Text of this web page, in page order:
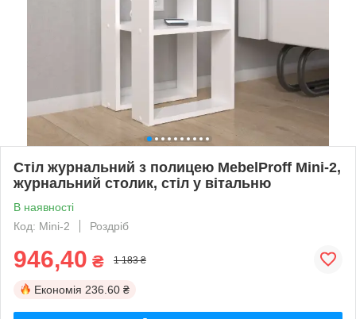
Стіл журнальний з полицею MebelProff Mini-2,
журнальний столик, стіл у вітальню
В наявності
Код: Mini-2
Роздріб
946,40 ₴ 1 183 ₴
Економія 236.60 ₴